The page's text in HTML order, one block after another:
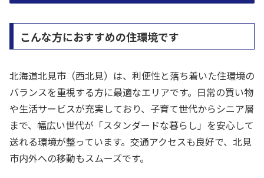
こんな方におすすめの住環境です
北海道北見市（西北見）は、利便性と落ち着いた住環境の
バランスを重視する方に最適なエリアです。日常の買い物
や生活サービスが充実しており、子育て世代からシニア層
まで、幅広い世代が「スタンダードな暮らし」を安心して
送れる環境が整っています。交通アクセスも良好で、北見
市内外への移動もスムーズです。